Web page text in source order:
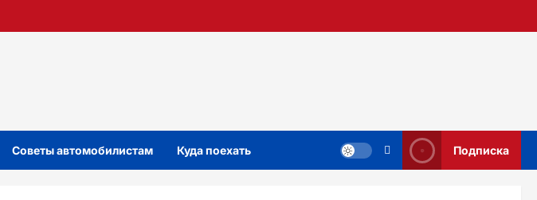
Советы автомобилистам Куда поехать Подписка